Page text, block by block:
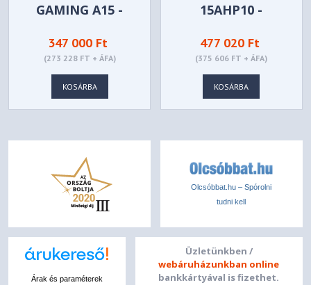
GAMING A15 -
347 000 Ft
(273 228 FT + ÁFA)
KOSÁRBA
15AHP10 -
477 020 Ft
(375 606 FT + ÁFA)
KOSÁRBA
Olcsóbbat.hu – Spórolni
tudni kell
Árak és paraméterek
Üzletünkben /
webáruházunkban online
bankkártyával is fizethet.